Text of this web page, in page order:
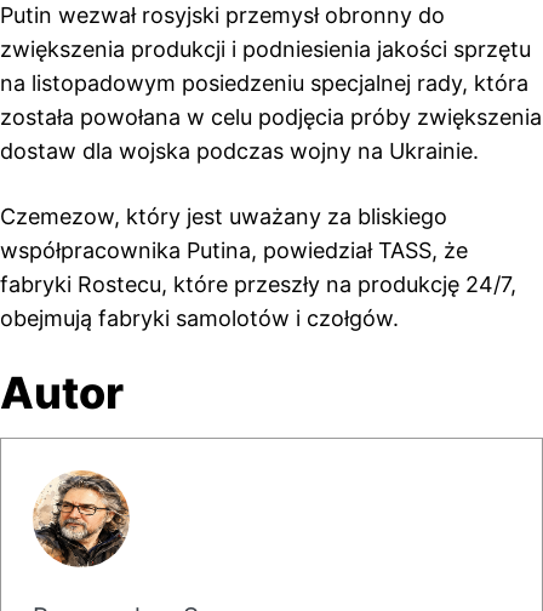
Putin wezwałrosyjski przemysł obronny do
zwiększenia produkcji i podniesienia jakości sprzętu
na listopadowym posiedzeniu specjalnej rady, która
została powołana w celu podjęcia próby zwiększenia
dostaw dla wojska podczas wojny na Ukrainie.
Czemezow, który jest uważany za bliskiego
współpracownika Putina, powiedział TASS, że
fabryki Rostecu, które przeszły na produkcję 24/7,
obejmują fabryki samolotów i czołgów.
Autor